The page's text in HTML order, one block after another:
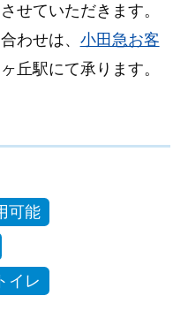
せていただきます。
わせは、 小田急お客
丘駅にて承ります。
可能
イレ